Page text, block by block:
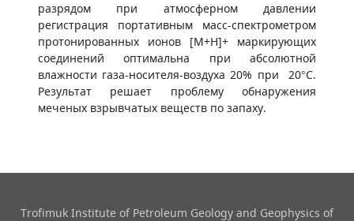
разрядом при атмосферном давлении
регистрация портативным масс-спектрометром
протонированных ионов [M+H]+ маркирующих
соединений оптимальна при абсолютной
влажности газа-носителя-воздуха 20% при 20°С.
Результат решает проблему обнаружения
меченых взрывчатых веществ по запаху.
Trofimuk Institute of Petroleum Geology and Geophysics​ of